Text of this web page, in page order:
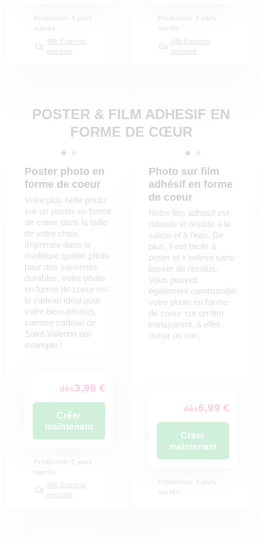
Production: 3 jours
ouvrés
48h Express
possible
Production: 4 jours
ouvrés
48h Express
possible
POSTER & FILM ADHESIF EN
FORME DE CŒUR
Poster photo en
forme de coeur
Votre plus belle photo
sur un poster en forme
de coeur dans la taille
de votre choix.
Imprimée dans la
meilleure qualité photo
pour des souvenirs
durables, votre photo
en forme de coeur est
le cadeau idéal pour
votre bien-aimé(e),
comme cadeau de
Saint-Valentin par
exemple !
dès3,99 €
Créer
maintenant
Production: 2 jours
ouvrés
48h Express
possible
Photo sur film
adhésif en forme
de coeur
Notre film adhésif est
robuste et résiste à la
saleté et à l'eau. De
plus, il est facile à
poser et s'enlève sans
laisser de résidus.
Vous pouvez
également commander
votre photo en forme
de coeur sur un film
transparent, à effet
miroir ou non.
dès6,99 €
Créer
maintenant
Production: 3 jours
ouvrés